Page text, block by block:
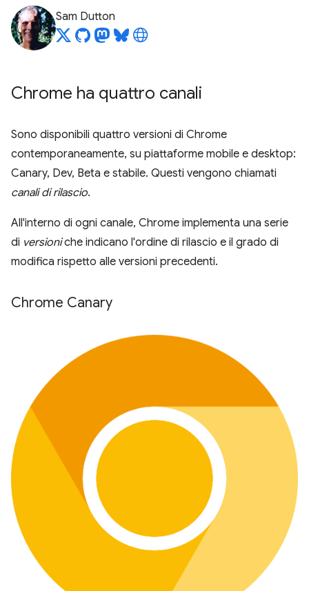
Sam Dutton
Chrome ha quattro canali
Sono disponibili quattro versioni di Chrome
contemporaneamente, su piattaforme mobile e desktop:
Canary, Dev, Beta e stabile. Questi vengono chiamati
canali di rilascio.
All'interno di ogni canale, Chrome implementa una serie
di versioniche indicano l'ordine di rilascio e il grado di
modifica rispetto alle versioni precedenti.
Chrome Canary